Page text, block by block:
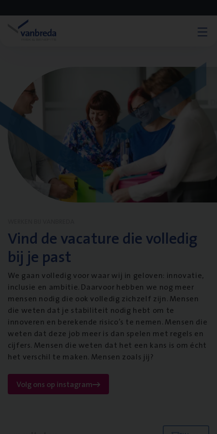
Vind de vacature die volledig
bij je past
We gaan volledig voor waar wij in geloven: innovatie,
inclusie en ambitie. Daarvoor hebben we nog meer
mensen nodig die ook volledig zichzelf zijn. Mensen
die weten dat je stabiliteit nodig hebt om te
innoveren en berekende risico’s te nemen. Mensen die
weten dat deze job meer is dan spelen met regels en
cijfers. Mensen die weten dat het een kans is om écht
het verschil te maken. Mensen zoals jij?
Volg ons op instagram